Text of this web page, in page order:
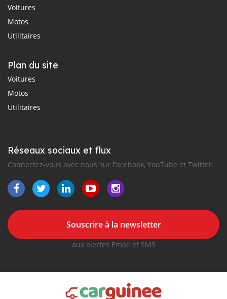
Voitures
Motos
Utilitaires
Plan du site
Voitures
Motos
Utilitaires
Réseaux sociaux et flux
Connectez-vous avec nous sur Facebook, YouTube et Twitter.
Souscrire à la newsletter
aux alertes Email et SMS